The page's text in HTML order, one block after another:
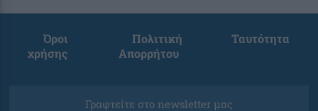
Όροι
χρήσης
Πολιτική
Απορρήτου
Ταυτότητα
Γραφτείτε στο newsletter μας